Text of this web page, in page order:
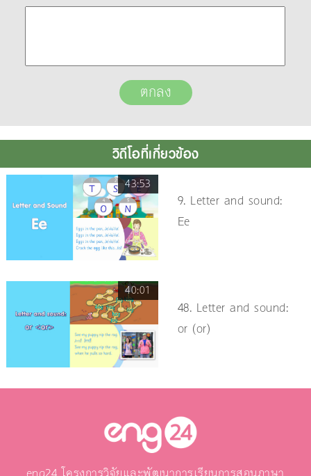
วิดีโอที่เกี่ยวข้อง
43:53
9. Letter and sound:
Ee
40:01
48. Letter and sound:
or (or)